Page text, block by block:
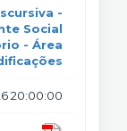
-
Social
- Área
20:00:00